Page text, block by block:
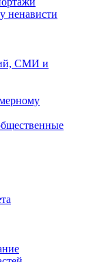
ненависти
СМИ и